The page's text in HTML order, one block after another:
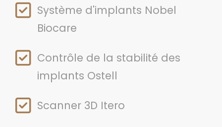
Système d'implants Nobel
Biocare
Contrôle de la stabilité des
implants Ostell
Scanner 3D Itero